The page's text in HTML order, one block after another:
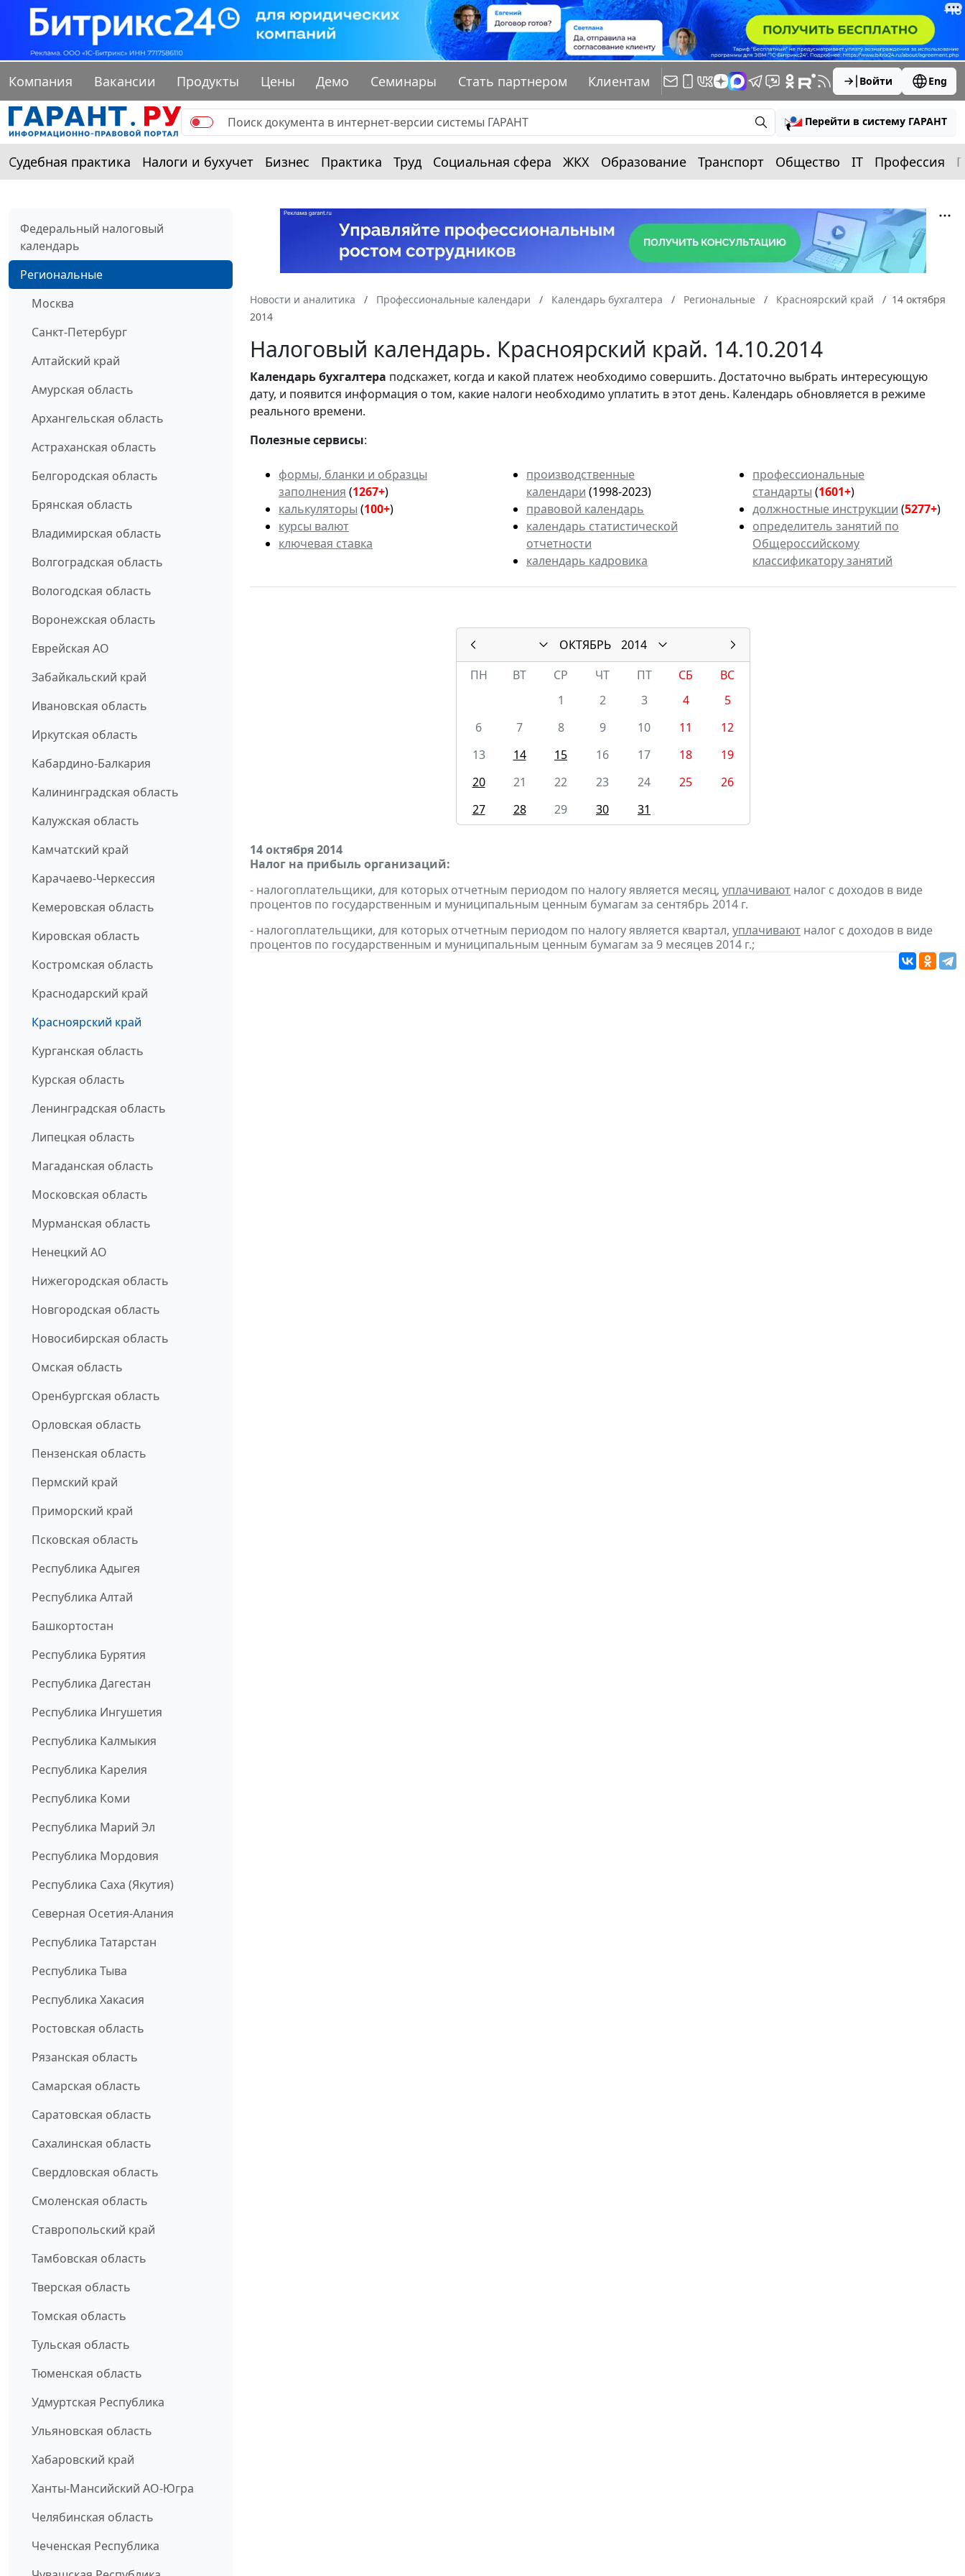
Компания Вакансии Продукты Цены Демо Семинары Стать партнером Клиентам Войти Eng
Перейти в систему ГАРАНТ
Судебная практика Налоги и бухучет Бизнес Практика Труд Социальная сфера ЖКХ Образование Транспорт Общество IT Профессия
Федеральный налоговый
календарь
Региональные
Москва
Санкт-Петербург
Алтайский край
Амурская область
Архангельская область
Астраханская область
Белгородская область
Брянская область
Владимирская область
Волгоградская область
Вологодская область
Воронежская область
Еврейская АО
Забайкальский край
Ивановская область
Иркутская область
Кабардино-Балкария
Калининградская область
Калужская область
Камчатский край
Карачаево-Черкессия
Кемеровская область
Кировская область
Костромская область
Краснодарский край
Красноярский край
Курганская область
Курская область
Ленинградская область
Липецкая область
Магаданская область
Московская область
Мурманская область
Ненецкий АО
Нижегородская область
Новгородская область
Новосибирская область
Омская область
Оренбургская область
Орловская область
Пензенская область
Пермский край
Приморский край
Псковская область
Республика Адыгея
Республика Алтай
Башкортостан
Республика Бурятия
Республика Дагестан
Республика Ингушетия
Республика Калмыкия
Республика Карелия
Республика Коми
Республика Марий Эл
Республика Мордовия
Республика Саха (Якутия)
Северная Осетия-Алания
Республика Татарстан
Республика Тыва
Республика Хакасия
Ростовская область
Рязанская область
Самарская область
Саратовская область
Сахалинская область
Свердловская область
Смоленская область
Ставропольский край
Тамбовская область
Тверская область
Томская область
Тульская область
Тюменская область
Удмуртская Республика
Ульяновская область
Хабаровский край
Ханты-Мансийский АО-Югра
Челябинская область
Чеченская Республика
Новости и аналитика Профессиональные календари Календарь бухгалтера Региональные Красноярский край
14 октября
2014
Налоговый календарь. Красноярский край. 14.10.2014
Календарьбухгалтера подскажет, когда и какой платеж необходимо совершить. Достаточно выбрать интересующую
дату, и появится информация о том, какие налоги необходимо уплатить в этот день. Календарь обновляется в режиме
реального времени.
Полезные сервисы:
формы, бланки и образцы
заполнения (1267+)
калькуляторы (100+)
курсы валют
ключевая ставка
производственные
календари (1998-2023)
правовой календарь
календарь статистической
отчетности
календарь кадровика
профессиональные
стандарты (1601+)
должностные инструкции (5277+)
определитель занятий по
Общероссийскому
классификатору занятий
ОКТЯБРЬ
2014
ПН
ВТ СР ЧТ ПТ СБ
ВС
1
2 3 4
5
6
7 8 9 10 11
12
13
14 15 16 17 18
19
20
21 22 23 24 25
26
27
28 29 30 31
14 октября 2014
Налог на прибыль организаций:
- налогоплательщики, для которых отчетным периодом по налогу является месяц, уплачивают налог с доходов в виде
процентов по государственным и муниципальным ценным бумагам за сентябрь 2014 г.
- налогоплательщики, для которых отчетным периодом по налогу является квартал, уплачивают налог с доходов в виде
процентов по государственным и муниципальным ценным бумагам за 9 месяцев 2014 г.;